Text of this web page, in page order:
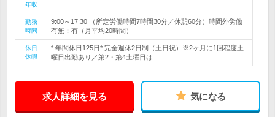
年収
勤務
時間
9:00～17:30 （所定労働時間7時間30分／休憩60分）時間外労働
有無：有（月平均20時間）
休日
休暇
* 年間休日125日* 完全週休2日制（土日祝）※2ヶ月に1回程度土
曜日出勤あり／第2・第4土曜日は…
求人詳細を見る 気になる